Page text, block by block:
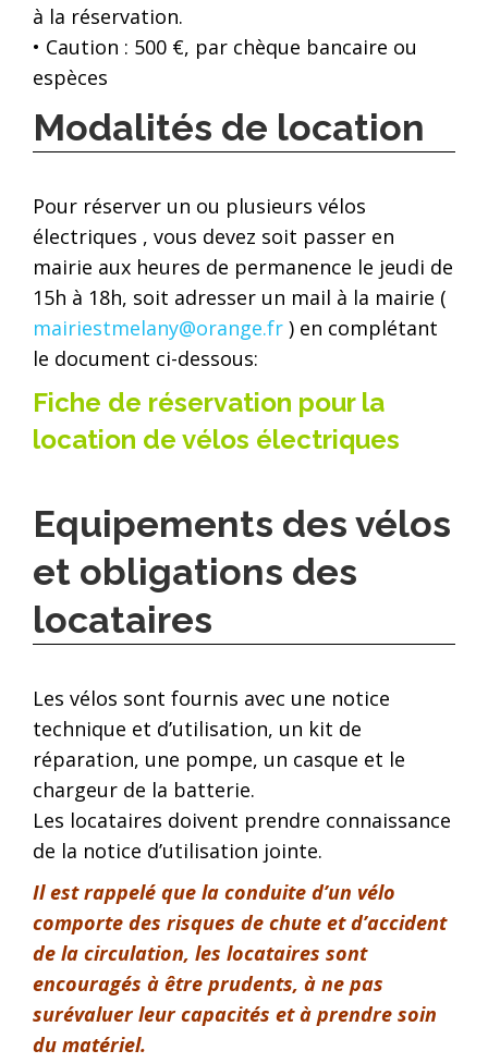
à la réservation.
• Caution : 500 €, par chèque bancaire ou
espèces
Modalités de location
Pour réserver un ou plusieurs vélos
électriques , vous devez soit passer en
mairie aux heures de permanence le jeudi de
15h à 18h, soit adresser un mail à la mairie (
mairiestmelany@orange.fr ) en complétant
le document ci-dessous:
Fiche de réservation pour la
location de vélos électriques
Equipements des vélos
et obligations des
locataires
Les vélos sont fournis avec une notice
technique et d’utilisation, un kit de
réparation, une pompe, un casque et le
chargeur de la batterie.
Les locataires doivent prendre connaissance
de la notice d’utilisation jointe.
Il est rappelé que la conduite d’un vélo
comporte des risques de chute et d’accident
de la circulation, les locataires sont
encouragés à être prudents, à ne pas
surévaluer leur capacités et à prendre soin
du matériel.